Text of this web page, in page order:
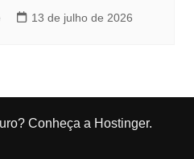
13 de julho de 2026
Conheça a Hostinger.